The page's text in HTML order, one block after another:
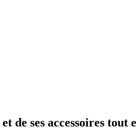
de ses accessoires